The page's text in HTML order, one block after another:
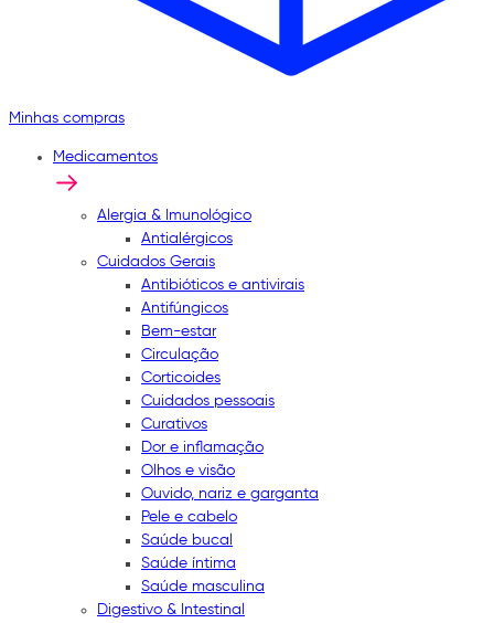
Minhas compras
Medicamentos
Alergia & Imunológico
Antialérgicos
Cuidados Gerais
Antibióticos e antivirais
Antifúngicos
Bem-estar
Circulação
Corticoides
Cuidados pessoais
Curativos
Dor e inflamação
Olhos e visão
Ouvido, nariz e garganta
Pele e cabelo
Saúde bucal
Saúde íntima
Saúde masculina
Digestivo & Intestinal